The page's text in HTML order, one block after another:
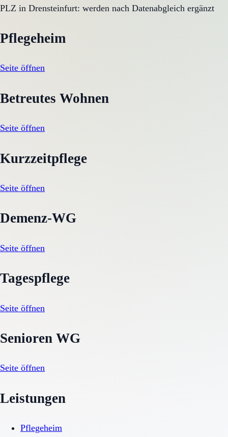
PLZ in Drensteinfurt: werden nach Datenabgleich ergänzt
Pflegeheim
Seite öffnen
Betreutes Wohnen
Seite öffnen
Kurzzeitpflege
Seite öffnen
Demenz-WG
Seite öffnen
Tagespflege
Seite öffnen
Senioren WG
Seite öffnen
Leistungen
Pflegeheim